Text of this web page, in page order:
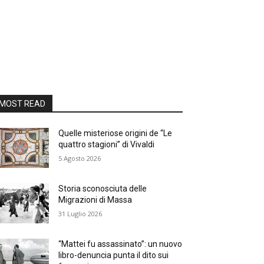
READ
Quelle misteriose origini de “Le
quattro stagioni” di Vivaldi
5 Agosto 2026
Storia sconosciuta delle
Migrazioni di Massa
31 Luglio 2026
“Mattei fu assassinato”: un nuovo
libro-denuncia punta il dito sui